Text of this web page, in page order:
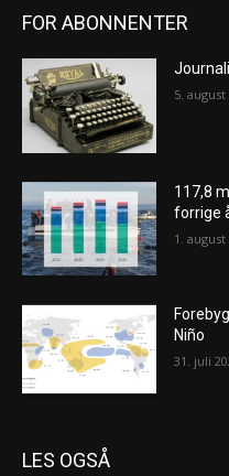
FOR ABONNENTER
5. august
117,8
forrige
1. august
Niño
31. juli
LES OGSÅ